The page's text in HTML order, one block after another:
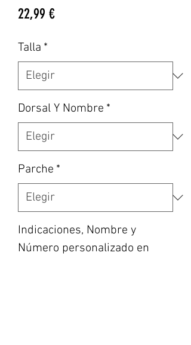
22,99 €Precio
Talla *
Dorsal Y Nombre *
Parche *
Indicaciones, Nombre y
Número personalizado en